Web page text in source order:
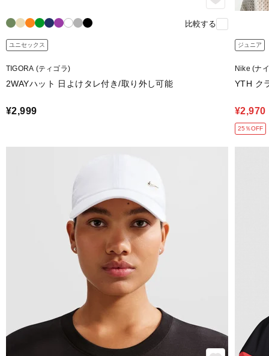
比較する
ユニセックス
TIGORA (ティゴラ)
2WAYハット 日よけタレ付き/取り外し可能
¥2,999
ジュニア
Nike (ナ
YTH ク
¥2,970
25％OFF